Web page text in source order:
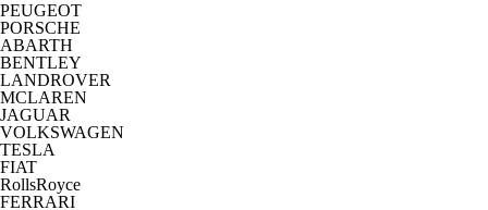
PEUGEOT
PORSCHE
ABARTH
BENTLEY
LANDROVER
MCLAREN
JAGUAR
VOLKSWAGEN
TESLA
FIAT
RollsRoyce
FERRARI